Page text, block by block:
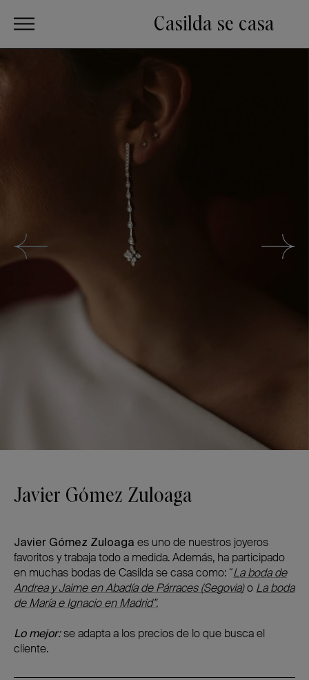
Casilda se casa
Javier Gómez Zuloaga
Javier Gómez Zuloaga es uno de nuestros joyeros
favoritos y trabaja todo a medida. Además, ha participado
en muchas bodas de Casilda se casa como: “La boda de
Andrea y Jaime en Abadía de Párraces (Segovia)o La boda
de María e Ignacio en Madrid”.
Lo mejor:se adapta a los precios de lo que busca el
cliente.